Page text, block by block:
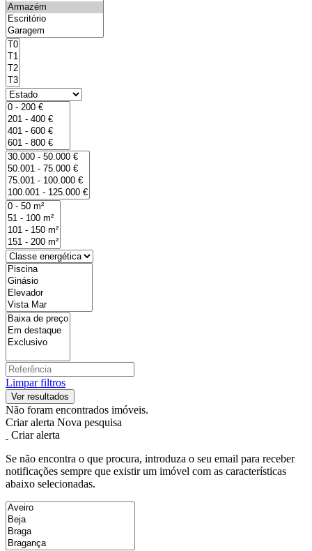
Limpar filtros
Não foram encontrados imóveis.
Criar alerta Nova pesquisa
Criar alerta
Se não encontra o que procura, introduza o seu email para receber
notificações sempre que existir um imóvel com as características
abaixo selecionadas.